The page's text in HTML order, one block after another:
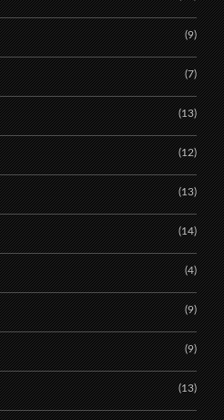
(9)
(7)
(13)
(12)
(13)
(14)
(4)
(9)
(9)
(13)